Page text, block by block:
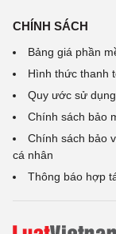
CHÍNH SÁCH
Bảng giá phần
Hình thức thanh
Quy ước sử dụng
Chính sách bảo
Chính sách bảo
cá nhân
Thông báo hợp